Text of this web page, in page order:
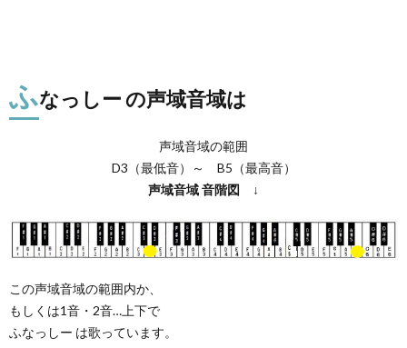
ふなっしー の声域音域は
声域音域の範囲
D3（最低音）～ B5（最高音）
声域音域音階図 ↓
この声域音域の範囲内か、
もしくは1音・2音…上下で
ふなっしー は歌っています。